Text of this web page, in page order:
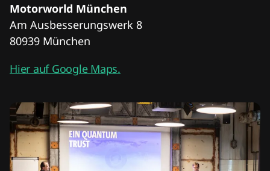
Motorworld München
Am Ausbesserungswerk 8
80939 München
Hier auf Google Maps.